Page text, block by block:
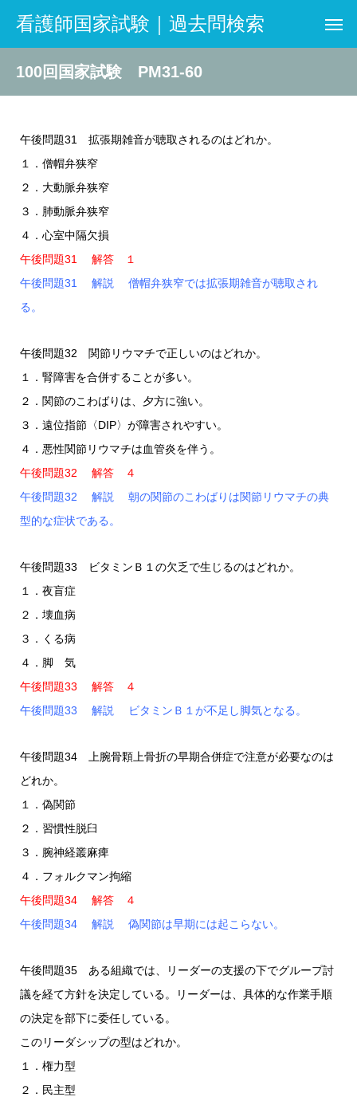
看護師国家試験｜過去問検索
100回国家試験 PM31-60
午後問題31 拡張期雑音が聴取されるのはどれか。
１．僧帽弁狭窄
２．大動脈弁狭窄
３．肺動脈弁狭窄
４．心室中隔欠損
午後問題31 解答 １
午後問題31 解説 僧帽弁狭窄では拡張期雑音が聴取され
る。
午後問題32 関節リウマチで正しいのはどれか。
１．腎障害を合併することが多い。
２．関節のこわばりは、夕方に強い。
３．遠位指節〈DIP〉が障害されやすい。
４．悪性関節リウマチは血管炎を伴う。
午後問題32 解答 ４
午後問題32 解説 朝の関節のこわばりは関節リウマチの典
型的な症状である。
午後問題33 ビタミンＢ１の欠乏で生じるのはどれか。
１．夜盲症
２．壊血病
３．くる病
４．脚 気
午後問題33 解答 ４
午後問題33 解説 ビタミンＢ１が不足し脚気となる。
午後問題34 上腕骨顆上骨折の早期合併症で注意が必要なのは
どれか。
１．偽関節
２．習慣性脱臼
３．腕神経叢麻痺
４．フォルクマン拘縮
午後問題34 解答 ４
午後問題34 解説 偽関節は早期には起こらない。
午後問題35 ある組織では、リーダーの支援の下でグループ討
議を経て方針を決定している。リーダーは、具体的な作業手順
の決定を部下に委任している。
このリーダシップの型はどれか。
１．権力型
２．民主型